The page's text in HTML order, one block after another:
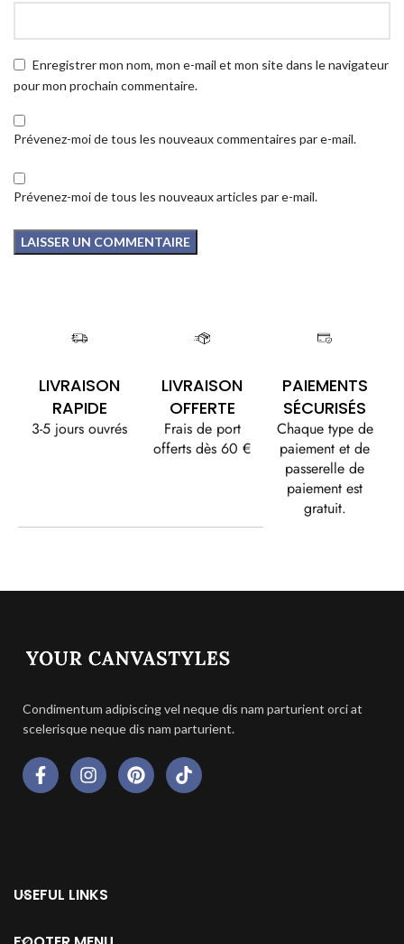
Enregistrer mon nom, mon e-mail et mon site dans le navigateur
pour mon prochain commentaire.
Prévenez-moi de tous les nouveaux commentaires par e-mail.
Prévenez-moi de tous les nouveaux articles par e-mail.
LIVRAISON
RAPIDE
3-5 jours ouvrés
LIVRAISON
OFFERTE
Frais de port
offerts dès 60 €
PAIEMENTS
SÉCURISÉS
Chaque type de
paiement et de
passerelle de
paiement est
gratuit.
Condimentum adipiscing vel neque dis nam parturient orci at
scelerisque neque dis nam parturient.
USEFUL LINKS